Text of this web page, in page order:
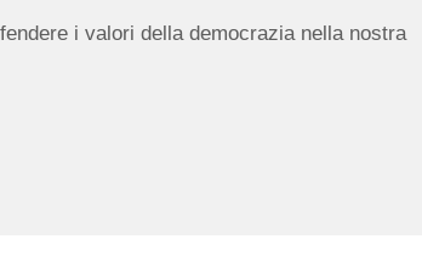
i valori della democrazia nella nostra